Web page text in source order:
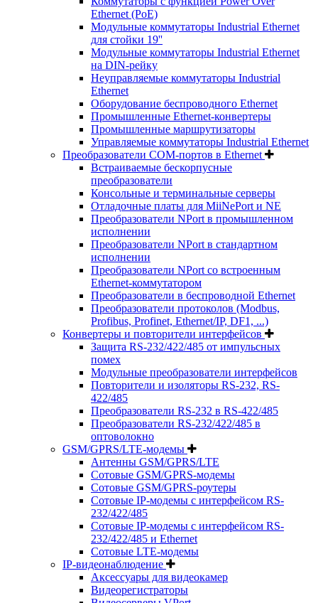
Ethernet (PoE)
Модульные коммутаторы Industrial Ethernet
для стойки 19''
Модульные коммутаторы Industrial Ethernet
на DIN-рейку
Неуправляемые коммутаторы Industrial
Ethernet
Оборудование беспроводного Ethernet
Промышленные Ethernet-конвертеры
Промышленные маршрутизаторы
Управляемые коммутаторы Industrial Ethernet
Преобразователи COM-портов в Ethernet
Встраиваемые бескорпусные
преобразователи
Консольные и терминальные серверы
Отладочные платы для MiiNePort и NE
Преобразователи NPort в промышленном
исполнении
Преобразователи NPort в стандартном
исполнении
Преобразователи NPort со встроенным
Ethernet-коммутатором
Преобразователи в беспроводной Ethernet
Преобразователи протоколов (Modbus,
Profibus, Profinet, Ethernet/IP, DF1, ...)
Конвертеры и повторители интерфейсов
Защита RS-232/422/485 от импульсных
помех
Модульные преобразователи интерфейсов
Повторители и изоляторы RS-232, RS-
422/485
Преобразователи RS-232 в RS-422/485
Преобразователи RS-232/422/485 в
оптоволокно
GSM/GPRS/LTE-модемы
Антенны GSM/GPRS/LTE
Сотовые GSM/GPRS-модемы
Сотовые GSM/GPRS-роутеры
Сотовые IP-модемы с интерфейсом RS-
232/422/485
Сотовые IP-модемы с интерфейсом RS-
232/422/485 и Ethernet
Сотовые LTE-модемы
IP-видеонаблюдение
Аксессуары для видеокамер
Видеорегистраторы